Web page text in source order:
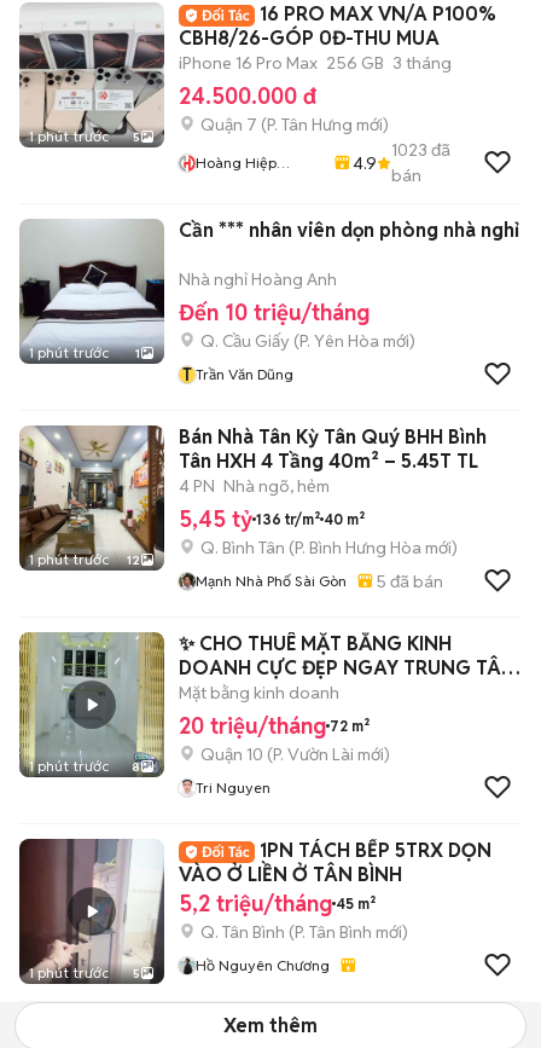
1 phút trước 5
16 PRO MAX VN/A P100%
CBH8/26-GÓP 0Đ-THU MUA
iPhone 16 Pro Max 256 GB 3 tháng
24.500.000 đ
Quận 7 (P. Tân Hưng mới)
Hoàng Hiệp
4.9
1023 đã
bán
1 phút trước 1
Cần *** nhân viên dọn phòng nhà nghỉ
Nhà nghỉ Hoàng Anh
Đến 10 triệu/tháng
Q. Cầu Giấy (P. Yên Hòa mới)
T Trần Văn Dũng
1 phút trước 12
Bán Nhà Tân Kỳ Tân Quý BHH Bình
Tân HXH 4 Tầng 40m² – 5.45T TL
4 PN Nhà ngõ, hẻm
5,45 tỷ 136 tr/m² 40 m²
Q. Bình Tân (P. Bình Hưng Hòa mới)
Mạnh Nhà Phố Sài Gòn 5 đã bán
1 phút trước 8
✨ CHO THUÊ MẶT BẰNG KINH
DOANH CỰC ĐẸP NGAY TRUNG TÂM
QUẬN 10 ✨
Mặt bằng kinh doanh
20 triệu/tháng 72 m²
Quận 10 (P. Vườn Lài mới)
Tri Nguyen
1 phút trước 5
1PN TÁCH BẾP 5TRX DỌN
VÀO Ở LIỀN Ở TÂN BÌNH
5,2 triệu/tháng 45 m²
Q. Tân Bình (P. Tân Bình mới)
Hồ Nguyên Chương
Xem thêm